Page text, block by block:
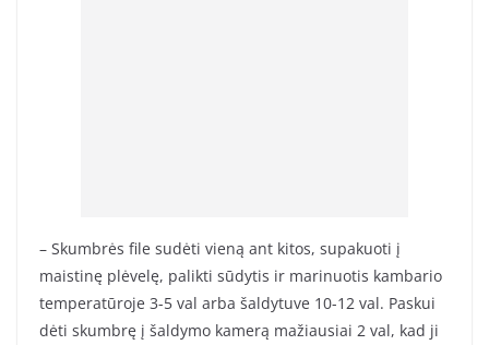
– Skumbrės file sudėti vieną ant kitos, supakuoti į
maistinę plėvelę, palikti sūdytis ir marinuotis kambario
temperatūroje 3-5 val arba šaldytuve 10-12 val. Paskui
dėti skumbrę į šaldymo kamerą mažiausiai 2 val, kad ji